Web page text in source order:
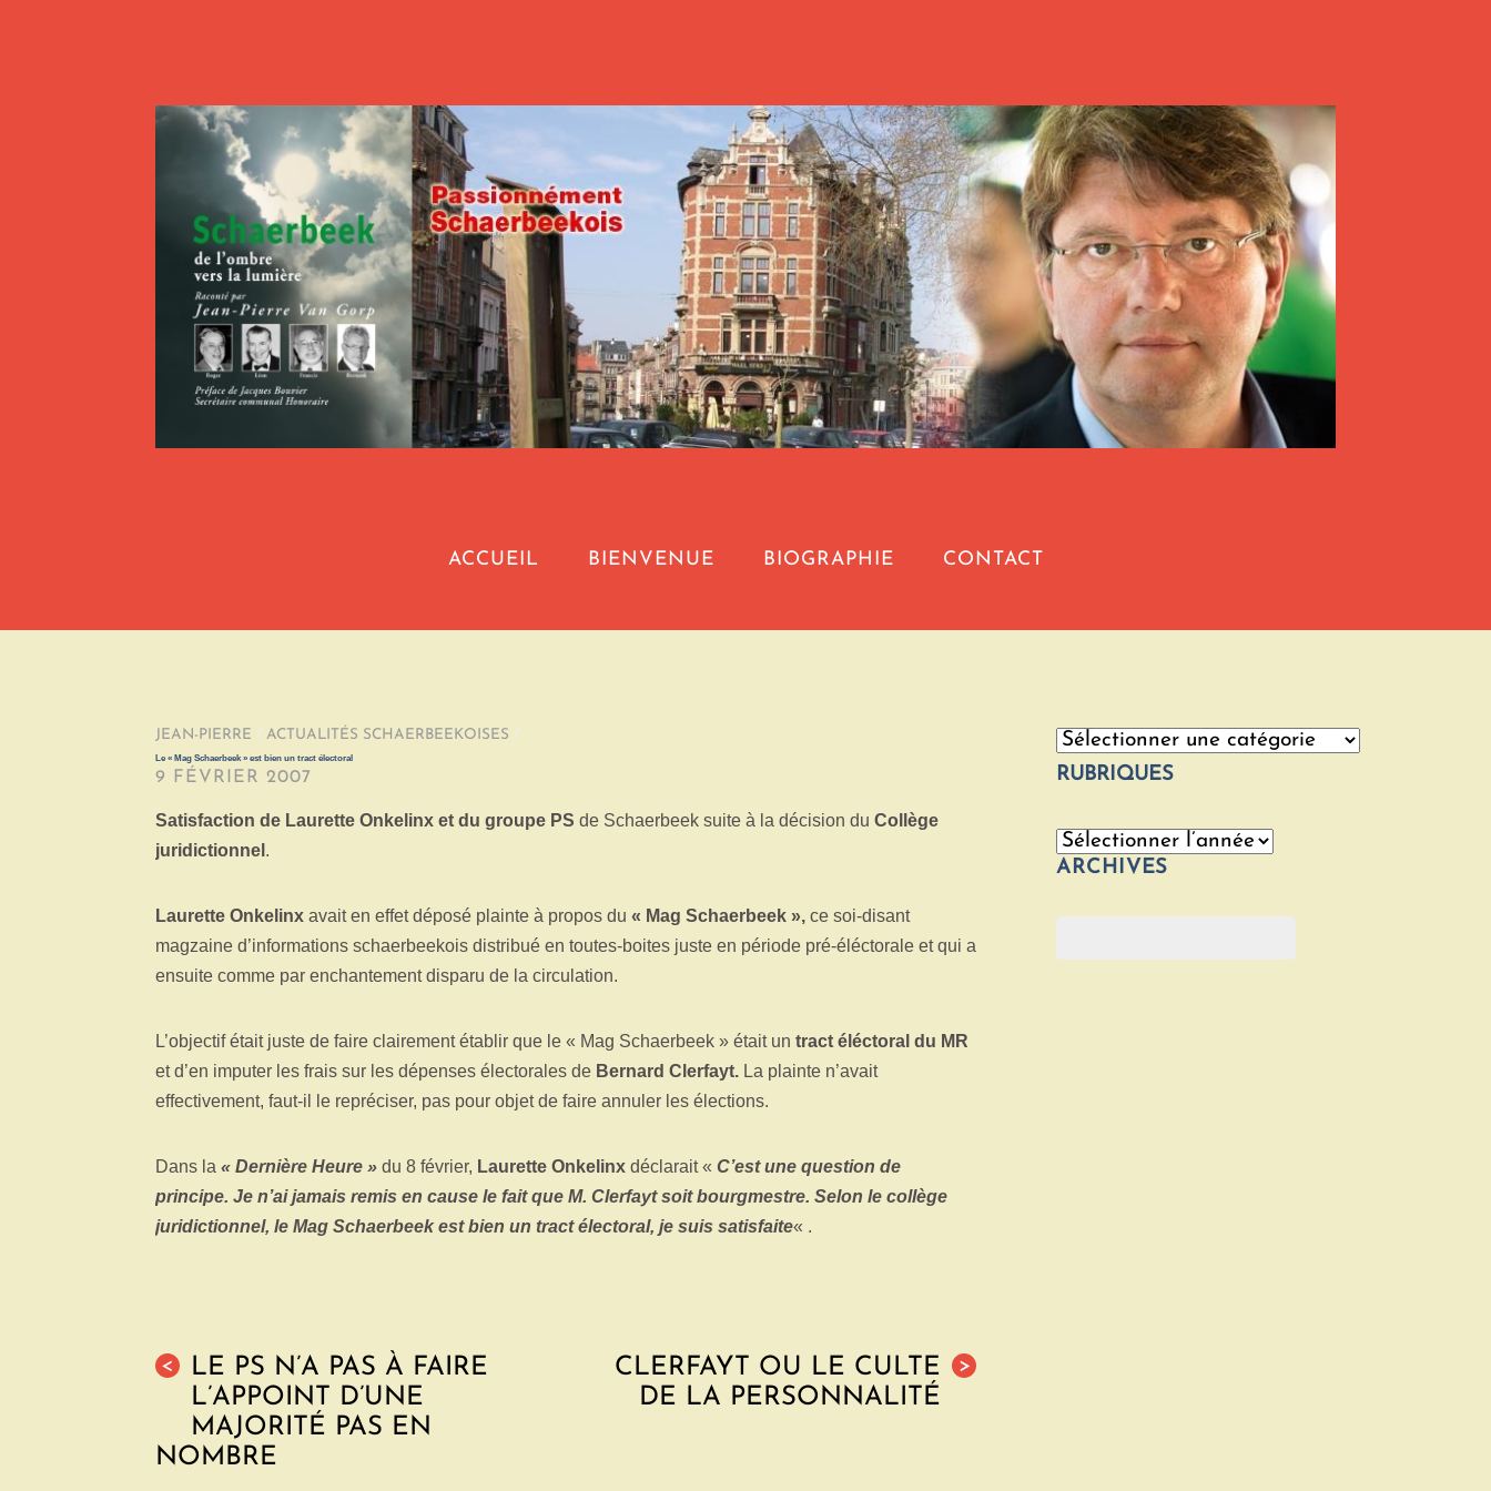
ACCUEIL BIENVENUE BIOGRAPHIE CONTACT
JEAN-PIERRE / ACTUALITÉS SCHAERBEEKOISES /
Le « Mag Schaerbeek » est bien un tract électoral
9 FÉVRIER 2007
Satisfaction de Laurette Onkelinx et du groupe PS de Schaerbeek suite à la décision du Collège
juridictionnel .
Laurette Onkelinx avait en effet déposé plainte à propos du « Mag Schaerbeek », ce soi-disant
magzaine d’informations schaerbeekois distribué en toutes-boites juste en période pré-éléctorale et qui a
ensuite comme par enchantement disparu de la circulation.
L’objectif était juste de faire clairement établir que le « Mag Schaerbeek » était un tract éléctoral du MR
et d’en imputer les frais sur les dépenses électorales de Bernard Clerfayt. La plainte n’avait
effectivement, faut-il le repréciser, pas pour objet de faire annuler les élections.
Dans la « Dernière Heure » du 8 février, Laurette Onkelinx déclarait « C’est une question de
principe. Je n’ai jamais remis en cause le fait que M. Clerfayt soit bourgmestre. Selon le collège
juridictionnel, le Mag Schaerbeek est bien un tract électoral, je suis satisfaite« .
<
LE PS N’A PAS À FAIRE
L’APPOINT D’UNE
MAJORITÉ PAS EN
NOMBRE
>
CLERFAYT OU LE CULTE
DE LA PERSONNALITÉ
Catégories
RUBRIQUES
Archives
ARCHIVES